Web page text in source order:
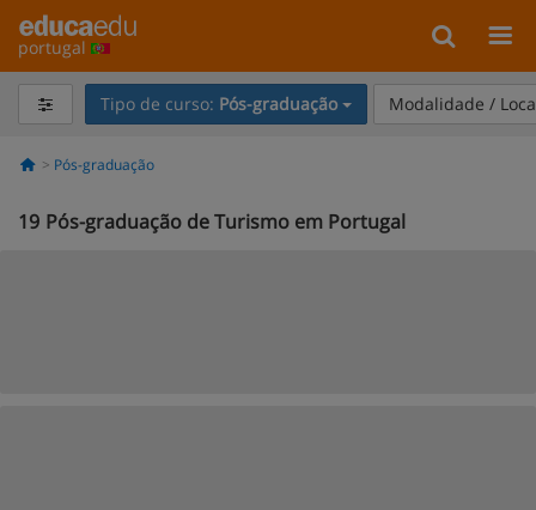
portugal
Tipo de curso: Pós-graduação Modalidade /
Pós-graduação
19 Pós-graduação de Turismo em Portugal